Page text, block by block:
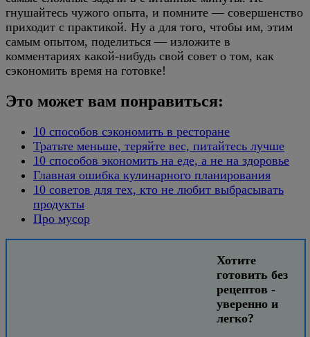
гнушайтесь чужого опыта, и помните — совершенство
приходит с практикой. Ну а для того, чтобы им, этим
самым опытом, поделиться — изложите в
комментариях какой-нибудь свой совет о том, как
сэкономить время на готовке!
Это может вам понравиться:
10 способов сэкономить в ресторане
Тратьте меньше, теряйте вес, питайтесь лучше
10 способов экономить на еде, а не на здоровье
Главная ошибка кулинарного планирования
10 советов для тех, кто не любит выбрасывать
продукты
Про мусор
Хотите
готовить без
рецептов -
уверенно и
легко?